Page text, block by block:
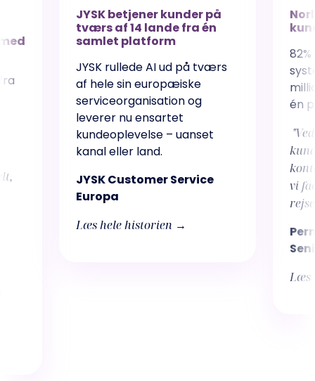
JYSK betjener kunder på
tværs af 14 lande fra én
samlet platform
JYSK rullede AI ud på tværs
af hele sin europæiske
serviceorganisation og
leverer nu ensartet
kundeoplevelse – uanset
kanal eller land.
JYSK Customer Service
Europa
Læs hele historien →
én
vi
Læs